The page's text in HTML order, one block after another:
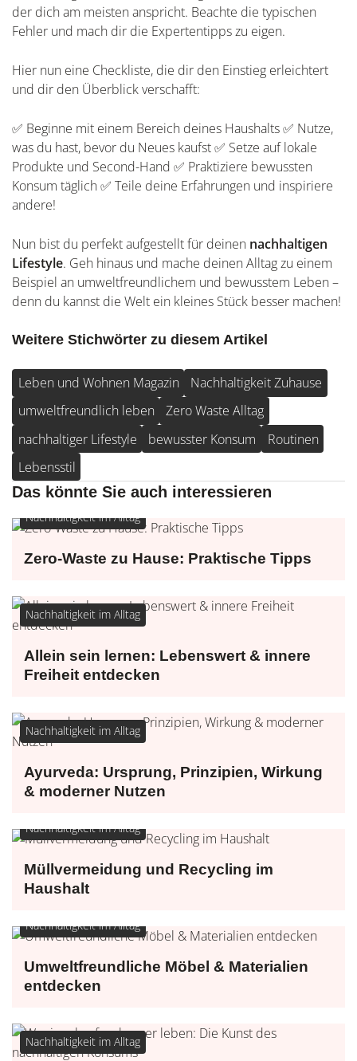
der dich am meisten anspricht. Beachte die typischen
Fehler und mach dir die Expertentipps zu eigen.
Hier nun eine Checkliste, die dir den Einstieg erleichtert
und dir den Überblick verschafft:
✅ Beginne mit einem Bereich deines Haushalts ✅ Nutze,
was du hast, bevor du Neues kaufst ✅ Setze auf lokale
Produkte und Second-Hand ✅ Praktiziere bewussten
Konsum täglich ✅ Teile deine Erfahrungen und inspiriere
andere!
Nun bist du perfekt aufgestellt für deinen nachhaltigen
Lifestyle. Geh hinaus und mache deinen Alltag zu einem
Beispiel an umweltfreundlichem und bewusstem Leben –
denn du kannst die Welt ein kleines Stück besser machen!
Weitere Stichwörter zu diesem Artikel
Leben und Wohnen Magazin
Nachhaltigkeit Zuhause
umweltfreundlich leben
Zero Waste Alltag
nachhaltiger Lifestyle
bewusster Konsum
Routinen
Lebensstil
Das könnte Sie auch interessieren
Nachhaltigkeit im Alltag
Zero-Waste zu Hause: Praktische Tipps
Nachhaltigkeit im Alltag
Allein sein lernen: Lebenswert & innere
Freiheit entdecken
Nachhaltigkeit im Alltag
Ayurveda: Ursprung, Prinzipien, Wirkung
& moderner Nutzen
Nachhaltigkeit im Alltag
Müllvermeidung und Recycling im
Haushalt
Nachhaltigkeit im Alltag
Umweltfreundliche Möbel & Materialien
entdecken
Nachhaltigkeit im Alltag